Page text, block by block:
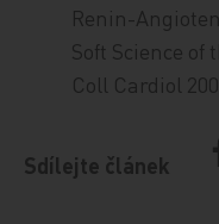
Renin-
Soft Science of
Coll Cardiol
Sdílejte článek